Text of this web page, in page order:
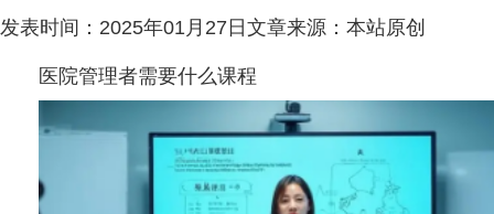
发表时间： 2025年01月27日 文章来源： 本站原创
医院管理者需要什么课程